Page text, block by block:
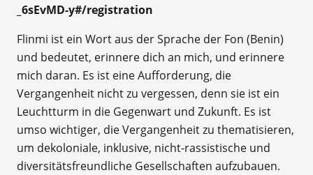
_6sEvMD-y#/registration
Flinmi ist ein Wort aus der Sprache der Fon (Benin)
und bedeutet, erinnere dich an mich, und erinnere
mich daran. Es ist eine Aufforderung, die
Vergangenheit nicht zu vergessen, denn sie ist ein
Leuchtturm in die Gegenwart und Zukunft. Es ist
umso wichtiger, die Vergangenheit zu thematisieren,
um dekoloniale, inklusive, nicht-rassistische und
diversitätsfreundliche Gesellschaften aufzubauen.